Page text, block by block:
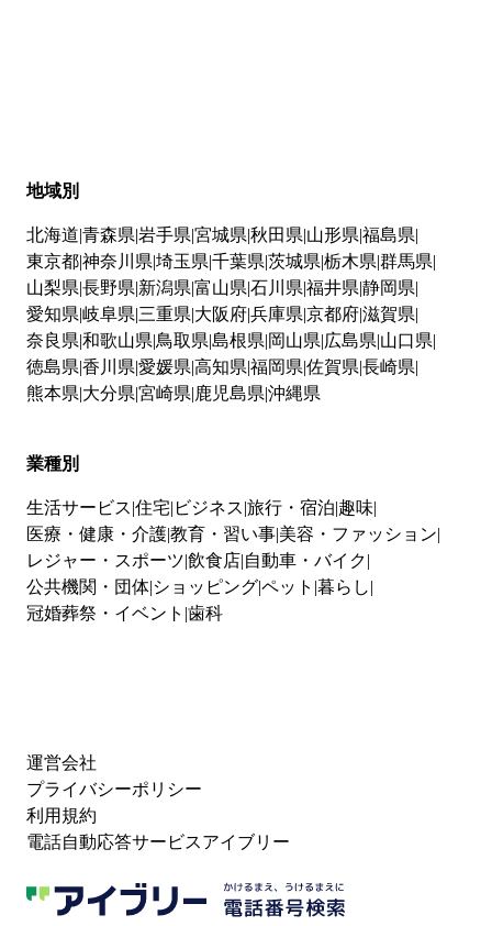
地域別
北海道 青森県 岩手県 宮城県 秋田県 山形県 福島県
東京都神奈川県 埼玉県 千葉県 茨城県 栃木県 群馬県
山梨県 長野県 新潟県 富山県 石川県 福井県 静岡県
愛知県 岐阜県 三重県 大阪府兵庫県 京都府滋賀県
奈良県 和歌山県 鳥取県 島根県 岡山県 広島県 山口県
徳島県 香川県 愛媛県 高知県 福岡県 佐賀県 長崎県
熊本県 大分県 宮崎県 鹿児島県 沖縄県
業種別
生活サービス 住宅 ビジネス 旅行・宿泊 趣味
医療・健康・介護教育・習い事 美容・ファッション
レジャー・スポーツ 飲食店 自動車・バイク
公共機関・団体 ショッピングペット 暮らし
冠婚葬祭・イベント 歯科
運営会社
プライバシーポリシー
利用規約
電話自動応答サービスアイブリー